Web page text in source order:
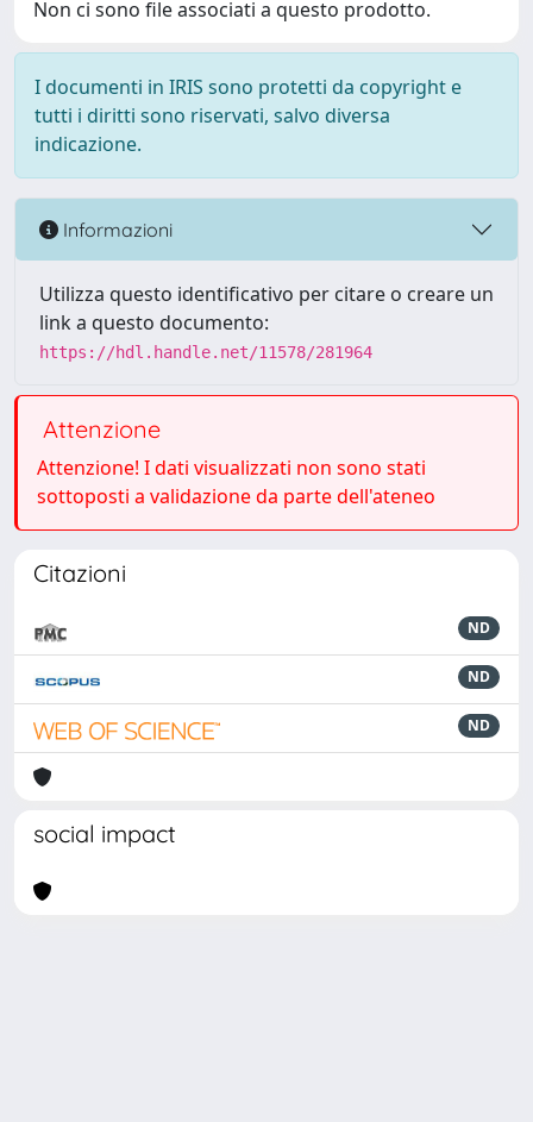
Non ci sono file associati a questo prodotto.
I documenti in IRIS sono protetti da copyright e
tutti i diritti sono riservati, salvo diversa
indicazione.
Informazioni
Utilizza questo identificativo per citare o creare un
link a questo documento:
https://hdl.handle.net/11578/281964
Attenzione
Attenzione! I dati visualizzati non sono stati
sottoposti a validazione da parte dell'ateneo
Citazioni
ND
ND
ND
social impact